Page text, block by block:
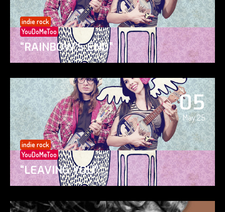
indie rock
YouDoMeToo
“RAINBOW’S END”
05
May 25
indie rock
YouDoMeToo
“LEAVING YOU”